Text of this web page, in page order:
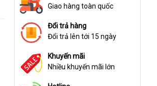
Giao hàng toàn quốc
Đổi trả hàng
Đổi trả lên tới 15 ngày
Khuyến mãi
Nhiều khuyến mãi lớn